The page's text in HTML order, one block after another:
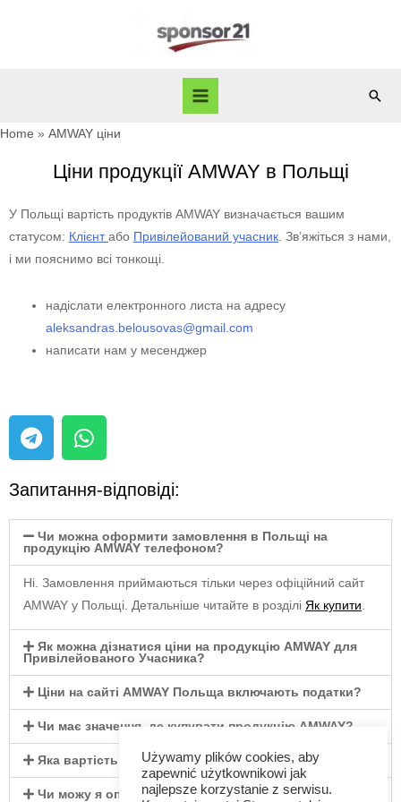
Home AMWAY ціни
Ціни продукції AMWAY в Польщі
У Польщі вартість продуктів AMWAY визначається вашим
статусом: Клієнт або Привілейований учасник. Зв’яжіться з нами,
і ми пояснимо всі тонкощі.
надіслати електронного листа на адресу
aleksandras.belousovas@gmail.com
написати нам у месенджер
Запитання-відповіді:
Чи можна оформити замовлення в Польщі на
продукцію AMWAY телефоном?
Ні. Замовлення приймаються тільки через офіційний сайт
AMWAY у Польщі. Детальніше читайте в розділі Як купити.
Як можна дізнатися ціни на продукцію AMWAY для
Привілейованого Учасника?
Ціни на сайті AMWAY Польща включають податки?
Чи має значення, де купувати продукцію AMWAY?
Яка вартість доставки під час замовлення?
Чи можу я оплатити замовлення під час отримання?
Używamy plików cookies, aby
zapewnić użytkownikowi jak
najlepsze korzystanie z serwisu.